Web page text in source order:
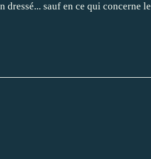
sauf en ce qui concerne le